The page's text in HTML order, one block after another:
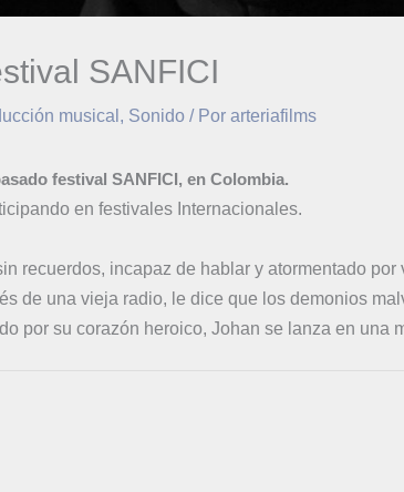
SANFICI
musical , Sonido / Por arteriafilms
festival SANFICI, en Colombia.
en festivales Internacionales.
recuerdos, incapaz de hablar y atormentado
de una vieja radio, le dice que los demonios
por su corazón heroico, Johan se lanza en una